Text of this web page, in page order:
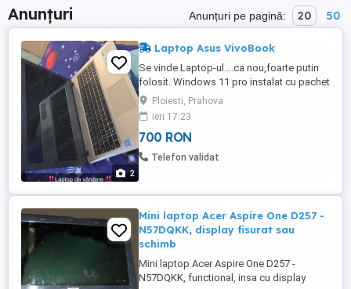
Anunțuri Anunțuri pe pagină: 20 50
2
Laptop Asus VivoBook
Se vinde Laptop-ul....ca nou,foarte putin
folosit. Windows 11 pro instalat cu pachet
Microsoft Office. Prețul este de 700
negociabil. Detalii la nr
Ploiesti, Prahova
ieri 17:23
700 RON
Telefon validat
Mini laptop Acer Aspire One D257 -
N57DQKK, display fisurat sau
schimb
Mini laptop Acer Aspire One D257 -
N57DQKK, functional, insa cu display